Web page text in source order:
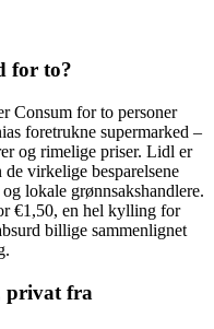
for to?
Consum for to personer
foretrukne supermarked –
og rimelige priser. Lidl er
virkelige besparelsene
lokale grønnsakshandlere.
€1,50, en hel kylling for
billige sammenlignet
privat fra